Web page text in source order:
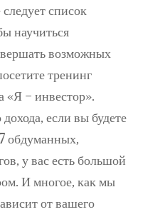
список
научиться
возможных
тренинг
«Я – инвестор».
если вы будете
обдуманных,
у вас есть большой
И многое, как мы
от вашего